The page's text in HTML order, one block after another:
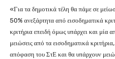
«Για τα δημοτικά τέλη θα πάμε σε
50% ανεξάρτητα από εισοδηματικά
κριτήρια επειδή όμως υπάρχει και μία
μειώσεις από τα εισοδηματικά
απόφαση του ΣτΕ και θα υπάρχουν